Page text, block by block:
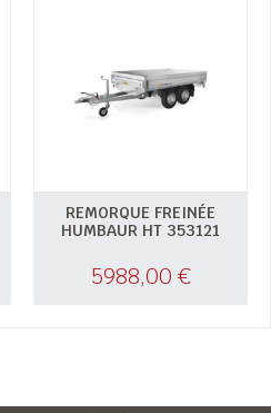
REMORQUE FREINÉE
HUMBAUR HT 353121
5988,00 €